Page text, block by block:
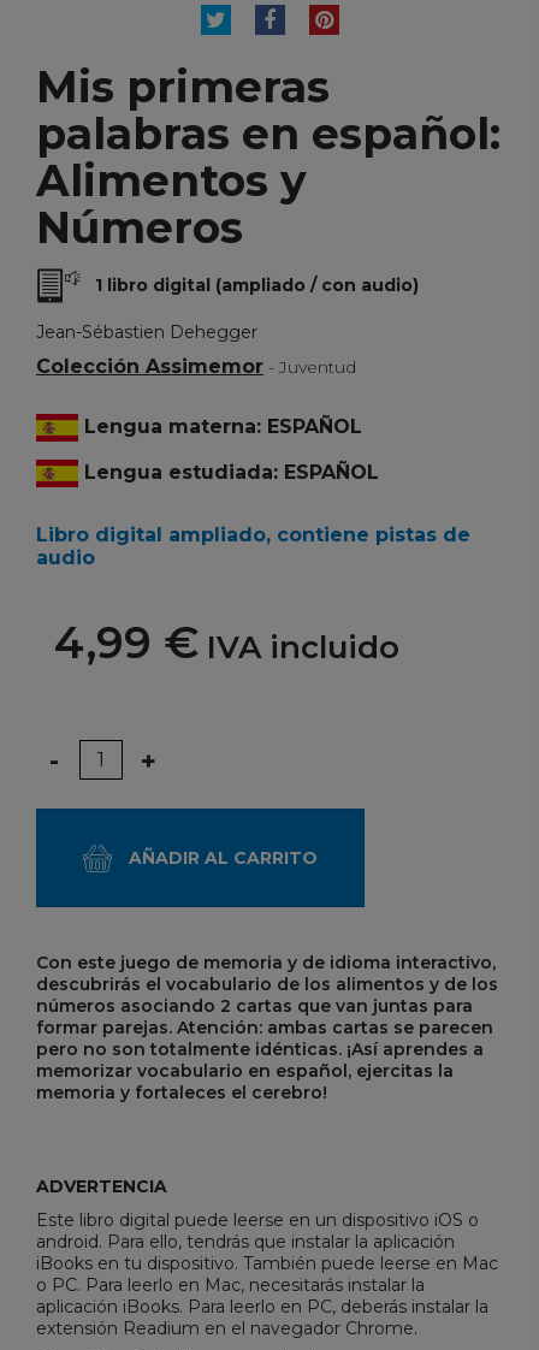
TUITEARCOMPARTIR
PINTEREST
Mis primeras
palabras en español:
Alimentos y
Números
1 libro digital (ampliado / con audio)
Jean-Sébastien Dehegger
Colección Assimemor - Juventud
Lengua materna: ESPAÑOL
Lengua estudiada: ESPAÑOL
Libro digital ampliado, contiene pistas de
audio
4,99 € IVA incluido
Cantidad
- +
AÑADIR AL CARRITO
Con este juego de memoria y de idioma interactivo,
descubrirás el vocabulario de los alimentos y de los
números asociando 2 cartas que van juntas para
formar parejas. Atención: ambas cartas se parecen
pero no son totalmente idénticas. ¡Así aprendes a
memorizar vocabulario en español, ejercitas la
memoria y fortaleces el cerebro!
ADVERTENCIA
Este libro digital puede leerse en un dispositivo iOS o
android. Para ello, tendrás que instalar la aplicación
iBooks en tu dispositivo. También puede leerse en Mac
o PC. Para leerlo en Mac, necesitarás instalar la
aplicación iBooks. Para leerlo en PC, deberás instalar la
extensión Readium en el navegador Chrome.